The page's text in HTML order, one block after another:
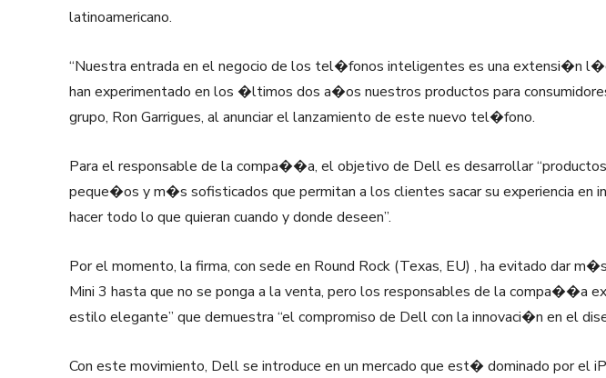
latinoamericano.
“Nuestra entrada en el negocio de los tel�fonos inteligentes es una extensi�n
han experimentado en los �ltimos dos a�os nuestros productos para
grupo, Ron Garrigues, al anunciar el lanzamiento de este nuevo tel�fono.
Para el responsable de la compa��a, el objetivo de Dell es desarrollar
peque�os y m�s sofisticados que permitan a los clientes sacar su experiencia en
hacer todo lo que quieran cuando y donde deseen”.
Por el momento, la firma, con sede en Round Rock (Texas, EU) , ha evitado dar
Mini 3 hasta que no se ponga a la venta, pero los responsables de la compa��a
estilo elegante” que demuestra “el compromiso de Dell con la innovaci�n en el
Con este movimiento, Dell se introduce en un mercado que est� dominado por el